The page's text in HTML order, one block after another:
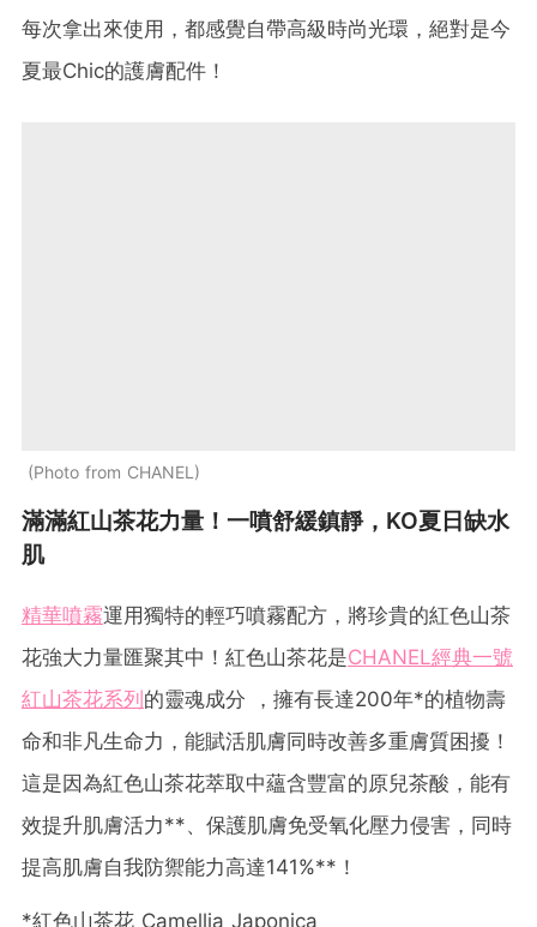
每次拿出來使用，都感覺自帶高級時尚光環，絕對是今
夏最Chic的護膚配件！
Photo from CHANEL
滿滿紅山茶花力量！一噴舒緩鎮靜，KO夏日缺水
肌
精華噴霧運用獨特的輕巧噴霧配方，將珍貴的紅色山茶
花強大力量匯聚其中！紅色山茶花是CHANEL經典一號
紅山茶花系列 的靈魂成分 ，擁有長達200年*的植物壽
命和非凡生命力，能賦活肌膚同時改善多重膚質困擾！
這是因為紅色山茶花萃取中蘊含豐富的原兒茶酸，能有
效提升肌膚活力**、保護肌膚免受氧化壓力侵害，同時
提高肌膚自我防禦能力高達141%**！
*紅色山茶花 Camellia Japonica